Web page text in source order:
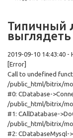
Типичный
выглядеть
2019-09-10 14:43:40 -
[Error]
Call to undefined
/public_html/bitrix/
#0: CDatabase-
/public_html/bitrix/
#1: CAllDatabase-
/public_html/bitrix/
#2: CDatabaseMysql-